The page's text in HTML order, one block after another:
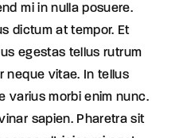
mi in nulla posuere.
dictum at tempor. Et
egestas tellus rutrum
neque vitae. In tellus
varius morbi enim nunc.
sapien. Pharetra sit